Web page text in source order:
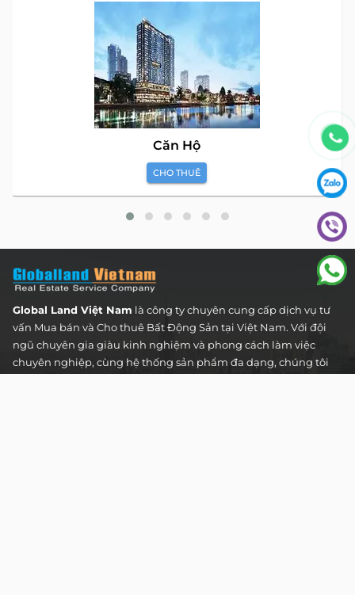
Căn Hộ
CHO THUÊ
Global Land Việt Nam là công ty chuyên cung cấp dịch vụ tư
vấn Mua bán và Cho thuê Bất Động Sản tại Việt Nam. Với đội
ngũ chuyên gia giàu kinh nghiệm và phong cách làm việc
chuyên nghiệp, cùng hệ thống sản phẩm đa dạng, chúng tôi